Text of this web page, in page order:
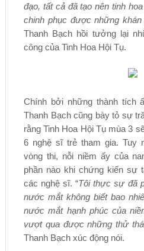
đạo, tất cả đã tạo nên tinh
chinh phục được những
Thanh Bạch hồi tưởng lại
công của Tinh Hoa Hội Tụ.
Chính bởi những thành tích
Thanh Bạch cũng bày tỏ sự
rằng Tinh Hoa Hội Tụ mùa 3
6 nghệ sĩ trẻ tham gia. Tuy
vòng thi, nỗi niềm ấy của
phần nào khi chứng kiến sự
các nghệ sĩ. “Tôi thực sự đã
nước mắt không biết bao
nước mắt hạnh phúc của
vượt qua được những thử
Thanh Bạch xúc động nói.